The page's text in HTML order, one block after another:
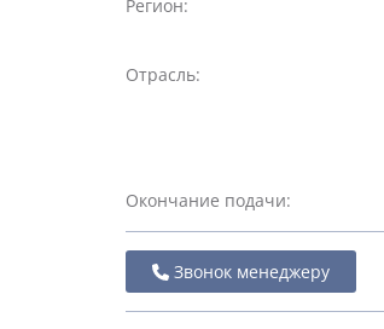
Регион:
Отрасль:
Окончание подачи:
Звонок менеджеру